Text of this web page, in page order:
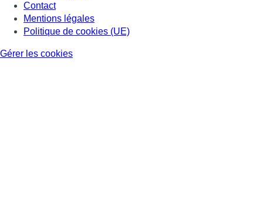
Contact
Mentions légales
Politique de cookies (UE)
Gérer les cookies